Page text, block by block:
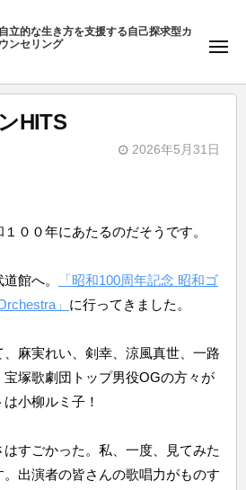
自立的な生き方を支援する自己探求型カ
ウンセリング
メ
ュ
ー
HITS
2026年5月31日
００年にあたるのだそうです。
館へ。
「昭和100周年記念 昭和ゴ
」 に行ってきました。
麻実れい、剣幸、涼風真世、一路
塚歌劇団トップ男役OGの方々が
小柳ルミ子！
すごかった。私、一度、見てみた
出演者の皆さんの歌唱力がものす